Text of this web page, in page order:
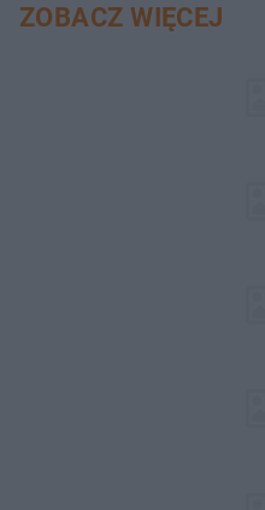
ZOBACZ WIĘCEJ